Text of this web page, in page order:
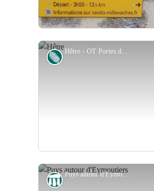
Voir l'image en
prédécesseurs: villages,
roumieux...
Hêtre - OT Portes de Vassiviere - AD
Flore
disette), de l'huile alimentaire et
Puys autour d'Eymoutiers - Office de tourisme des Portes de Vassivière
Curiosité géologique